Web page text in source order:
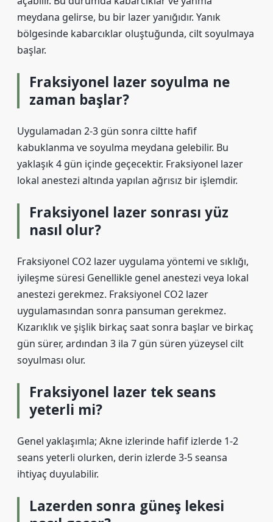
meydana gelirse, bu bir lazer yanığıdır. Yanık
bölgesinde kabarcıklar oluştuğunda, cilt soyulmaya
başlar.
Fraksiyonel lazer soyulma ne
zaman başlar?
Uygulamadan 2-3 gün sonra ciltte hafif
kabuklanma ve soyulma meydana gelebilir. Bu
yaklaşık 4 gün içinde geçecektir. Fraksiyonel lazer
lokal anestezi altında yapılan ağrısız bir işlemdir.
Fraksiyonel lazer sonrası yüz
nasıl olur?
Fraksiyonel CO2 lazer uygulama yöntemi ve sıklığı,
iyileşme süresi Genellikle genel anestezi veya lokal
anestezi gerekmez. Fraksiyonel CO2 lazer
uygulamasından sonra pansuman gerekmez.
Kızarıklık ve şişlik birkaç saat sonra başlar ve birkaç
gün sürer, ardından 3 ila 7 gün süren yüzeysel cilt
soyulması olur.
Fraksiyonel lazer tek seans
yeterli mi?
Genel yaklaşımla; Akne izlerinde hafif izlerde 1-2
seans yeterli olurken, derin izlerde 3-5 seansa
ihtiyaç duyulabilir.
Lazerden sonra güneş lekesi